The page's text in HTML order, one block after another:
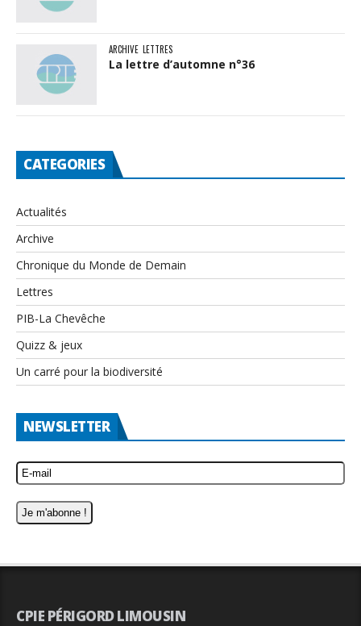
ARCHIVE LETTRES
La lettre d’automne n°36
CATEGORIES
Actualités
Archive
Chronique du Monde de Demain
Lettres
PIB-La Chevêche
Quizz & jeux
Un carré pour la biodiversité
NEWSLETTER
CPIE PÉRIGORD LIMOUSIN